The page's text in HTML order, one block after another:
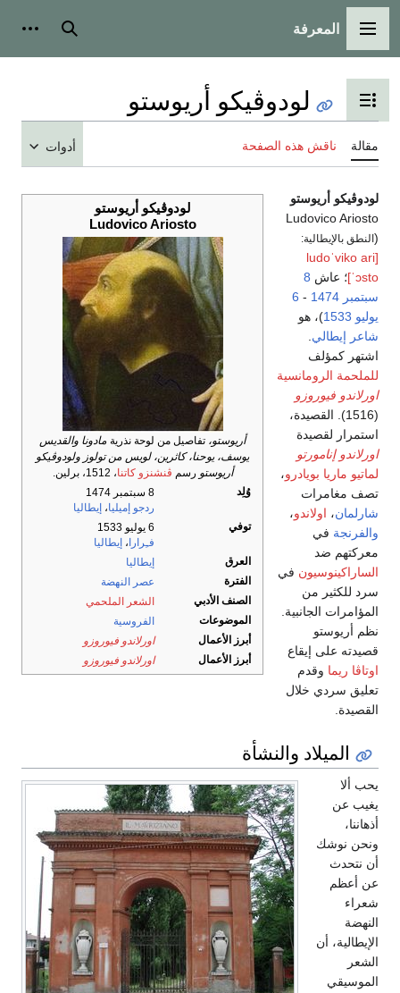
القائمة الرئيسية
المعرفة بحث
تبديل عرض جدول المحتويات
لودوڤيكو أريوستو
مقالة ناقش هذه الصفحة أدوات
لودوڤيكو أريوستو
Ludovico Ariosto
أريوستو، تفاصيل من لوحة نذرية مادونا والقديس
يوسف، يوحنا، كاثرين، لويس من تولوز ولودوڤيكو
أريوستو رسم ڤنشنزو كاتنا، 1512، برلين.
وُلِد
8 سبتمبر 1474
ردجو إميليا، إيطاليا
توفي
6 يوليو 1533
فـِرارا ، إيطاليا
العرق
إيطاليا
الفترة
عصر النهضة
الصنف الأدبي
الشعر الملحمي
الموضوعات
الفروسية
أبرز الأعمال
اورلاندو فيوروزو
أبرز الأعمال
اورلاندو فيوروزو
لودوڤيكو أريوستو
Ludovico Ariosto
(النطق بالإيطالية:
[ludoˈviko ari
ˈɔsto] ؛ عاش 8
سبتمبر 1474
-
6
يوليو 1533)، هو
شاعر إيطالي
اشتهر كمؤلف
للملحمة الرومانسية
اورلاندو فيوروزو
(1516). القصيدة،
استمرار لقصيدة
اورلاندو إنامورتو
لماتيو ماريا بويادرو،
تصف مغامرات
شارلمان، اولاندو،
والفرنجة في
معركتهم ضد
الساراكينوسيون في
سرد للكثير من
المؤامرات الجانبية.
نظم أريوستو
قصيدته على إيقاع
اوتاڤا ريما وقدم
تعليق سردي خلال
القصيدة.
الميلاد والنشأة
يحب ألا
يغيب عن
أذهاننا،
ونحن نوشك
أن نتحدث
عن أعظم
شعراء
النهضة
الإيطالية، أن
الشعر
الموسيقي